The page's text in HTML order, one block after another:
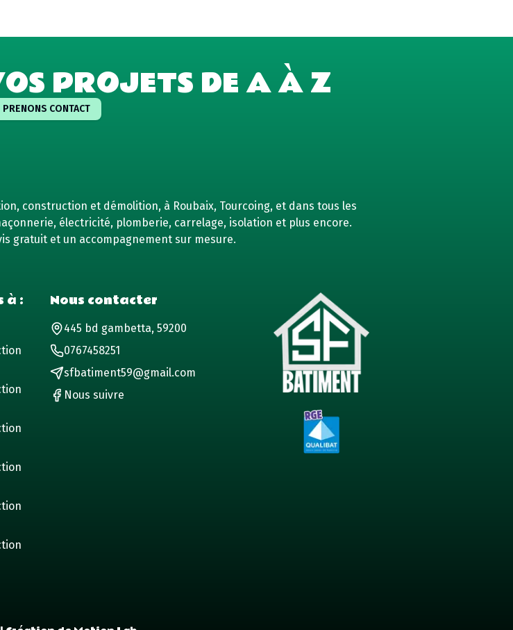
PROJETS DE A À Z
PRENONS CONTACT
construction et démolition, à Roubaix, Tourcoing, et dans tous les
électricité, plomberie, carrelage, isolation et plus encore.
gratuit et un accompagnement sur mesure.
à : Nous contacter
445 bd gambetta, 59200
0767458251
sfbatiment59@gmail.com
Nous suivre